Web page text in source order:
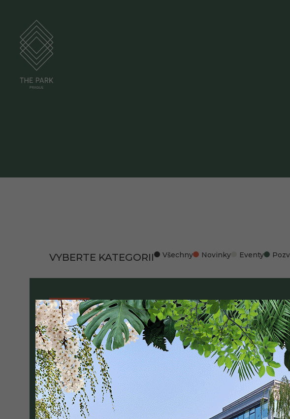
VYBERTE KATEGORII Všechny Novinky Eventy
Blog
Hmyzí hotely v
30 / 03 / 26
Útočiště pro malé opylovače